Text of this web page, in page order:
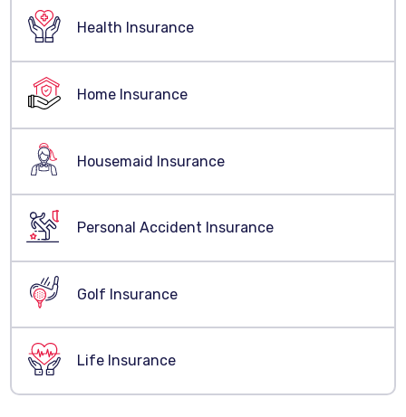
Health Insurance
Home Insurance
Housemaid Insurance
Personal Accident Insurance
Golf Insurance
Life Insurance